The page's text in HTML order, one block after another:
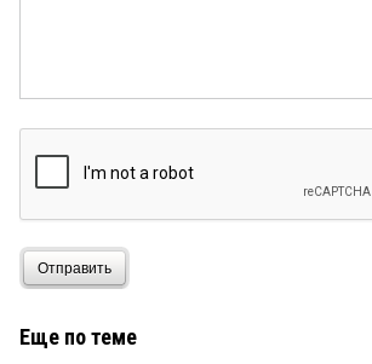
Отправить
Еще по теме